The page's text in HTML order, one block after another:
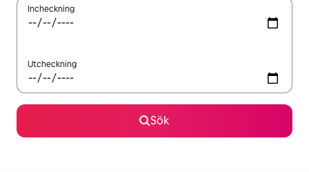
Incheckning
Utcheckning
Sök